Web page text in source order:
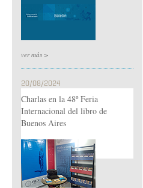
ver más >
20/08/2024
Charlas en la 48º Feria
Internacional del libro de
Buenos Aires